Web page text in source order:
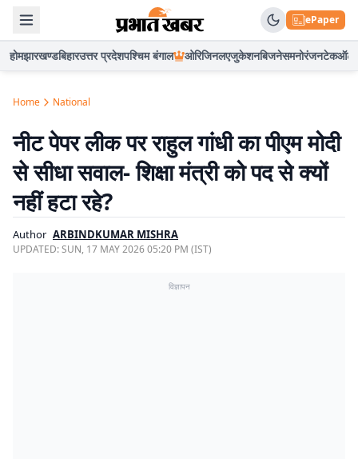
ePaper
होमझारखण्डबिहारउत्तर प्रदेशपश्चिम बंगाल ओरिजिनलएजुकेशनबिजनेसमनोरंजनटेकऑटो
Home National
नीट पेपर लीक पर राहुल गांधी का पीएम मोदी
से सीधा सवाल- शिक्षा मंत्री को पद से क्यों
नहीं हटा रहे?
Author ARBINDKUMAR MISHRA
UPDATED:SUN, 17 MAY 2026 05:20 PM (IST)
विज्ञापन